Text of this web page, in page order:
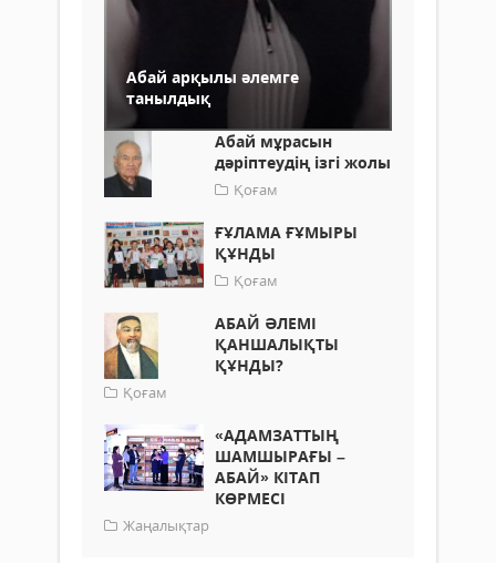
Абай арқылы әлемге
танылдық
Абай мұрасын
дәріптеудің ізгі жолы
Қоғам
ҒҰЛАМА ҒҰМЫРЫ
ҚҰНДЫ
Қоғам
АБАЙ ӘЛЕМІ
ҚАНШАЛЫҚТЫ
ҚҰНДЫ?
Қоғам
«АДАМЗАТТЫҢ
ШАМШЫРАҒЫ –
АБАЙ» КІТАП
КӨРМЕСІ
Жаңалықтар